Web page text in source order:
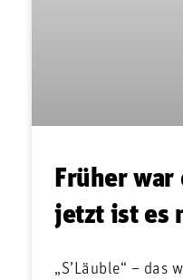
Früher war
jetzt ist es
„S’Läuble“ – das